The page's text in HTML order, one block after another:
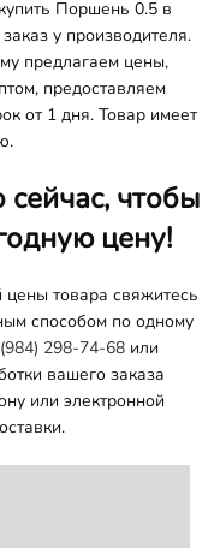
Поршень 0.5 в
у производителя.
предлагаем цены,
предоставляем
от 1 дня. Товар имеет
чтобы
цену!
товара свяжитесь
способом по одному
298-74-68 или
вашего заказа
или электронной